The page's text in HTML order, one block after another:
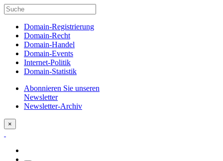
Domain-Registrierung
Domain-Recht
Domain-Handel
Domain-Events
Internet-Politik
Domain-Statistik
Abonnieren Sie unseren
Newsletter
Newsletter-Archiv
×